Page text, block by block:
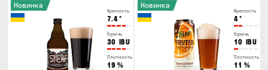
Крепость
7.4°
Горечь
30 IBU
Плотность
19 %
Новинка
Крепость
4°
Горечь
10 IBU
Плотность
11 %
Новинка